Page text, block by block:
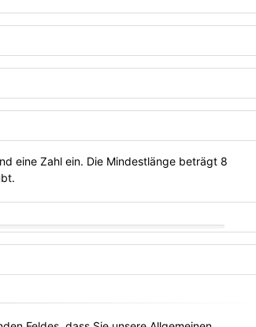
eine Zahl ein. Die Mindestlänge beträgt 8